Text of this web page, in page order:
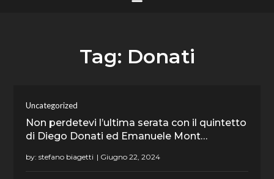
Tag: Donati
Uncategorized
Non perdetevi l’ultima serata con il quintetto
di Diego Donati ed Emanuele Mont…
by:stefano biagetti